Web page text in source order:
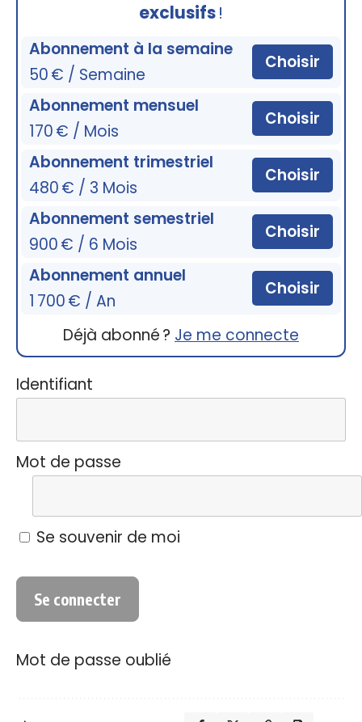
exclusifs!
Abonnement à la semaine
50 € / Semaine
Choisir
Abonnement mensuel
170 € / Mois
Choisir
Abonnement trimestriel
480 € / 3 Mois
Choisir
Abonnement semestriel
900 € / 6 Mois
Choisir
Abonnement annuel
1 700 € / An
Choisir
Déjà abonné ? Je me connecte
Identifiant
Mot de passe
Se souvenir de moi
Mot de passe oublié